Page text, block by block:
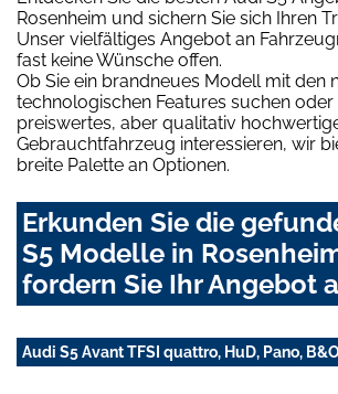
Rosenheim und sichern Sie sich Ihren
Unser vielfältiges Angebot an
fast keine Wünsche offen.
Ob Sie ein brandneues Modell mit den
technologischen Features suchen oder
preiswertes, aber qualitativ
Gebrauchtfahrzeug interessieren, wir
breite Palette an Optionen.
Erkunden Sie die
S5 Modelle in
fordern Sie Ihr Angebot
Audi S5 Avant TFSI quattro, HuD, Pano,